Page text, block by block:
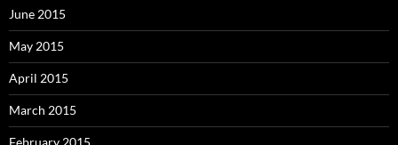
June 2015
May 2015
April 2015
March 2015
February 2015